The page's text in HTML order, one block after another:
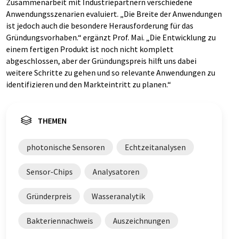
Zusammenarbeit mit Industriepartnern verschiedene
Anwendungsszenarien evaluiert. „Die Breite der Anwendungen
ist jedoch auch die besondere Herausforderung für das
Gründungsvorhaben.“ ergänzt Prof. Mai. „Die Entwicklung zu
einem fertigen Produkt ist noch nicht komplett
abgeschlossen, aber der Gründungspreis hilft uns dabei
weitere Schritte zu gehen und so relevante Anwendungen zu
identifizieren und den Markteintritt zu planen.“
THEMEN
photonische Sensoren Echtzeitanalysen
Sensor-Chips Analysatoren
Gründerpreis Wasseranalytik
Bakteriennachweis Auszeichnungen